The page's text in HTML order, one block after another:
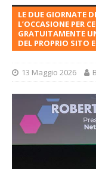
LE DUE GIORNATE
L’OCCASIONE PER
GRATUITAMENTE
DEL PROPRIO SITO
13 Maggio 2026